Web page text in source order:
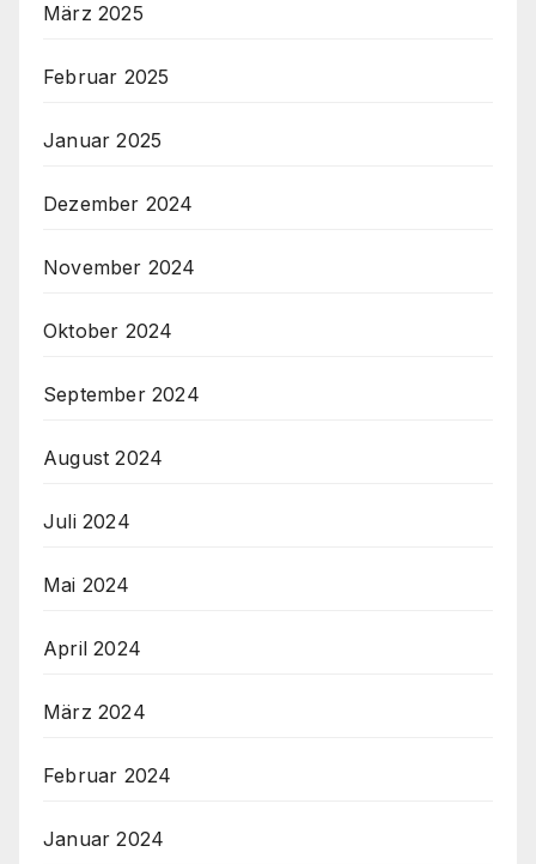
März 2025
Februar 2025
Januar 2025
Dezember 2024
November 2024
Oktober 2024
September 2024
August 2024
Juli 2024
Mai 2024
April 2024
März 2024
Februar 2024
Januar 2024